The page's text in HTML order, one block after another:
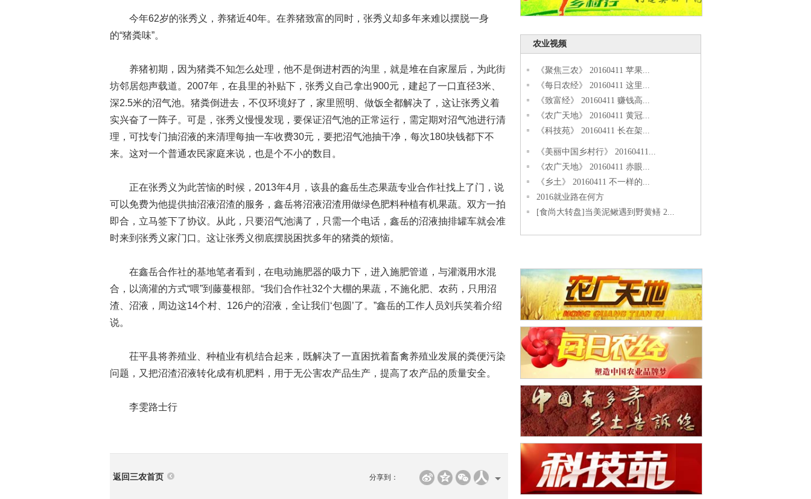
今年62岁的张秀义，养猪近40年。在养猪致富的同时，张秀义却多年来难以摆脱一身
的“猪粪味”。
养猪初期，因为猪粪不知怎么处理，他不是倒进村西的沟里，就是堆在自家屋后，为此街
坊邻居怨声载道。2007年，在县里的补贴下，张秀义自己拿出900元，建起了一口直径3米、
深2.5米的沼气池。猪粪倒进去，不仅环境好了，家里照明、做饭全都解决了，这让张秀义着
实兴奋了一阵子。可是，张秀义慢慢发现，要保证沼气池的正常运行，需定期对沼气池进行清
理，可找专门抽沼液的来清理每抽一车收费30元，要把沼气池抽干净，每次180块钱都下不
来。这对一个普通农民家庭来说，也是个不小的数目。
正在张秀义为此苦恼的时候，2013年4月，该县的鑫岳生态果蔬专业合作社找上了门，说
可以免费为他提供抽沼液沼渣的服务，鑫岳将沼液沼渣用做绿色肥料种植有机果蔬。双方一拍
即合，立马签下了协议。从此，只要沼气池满了，只需一个电话，鑫岳的沼液抽排罐车就会准
时来到张秀义家门口。这让张秀义彻底摆脱困扰多年的猪粪的烦恼。
在鑫岳合作社的基地笔者看到，在电动施肥器的吸力下，进入施肥管道，与灌溉用水混
合，以滴灌的方式“喂”到藤蔓根部。“我们合作社32个大棚的果蔬，不施化肥、农药，只用沼
渣、沼液，周边这14个村、126户的沼液，全让我们‘包圆’了。”鑫岳的工作人员刘兵笑着介绍
说。
茌平县将养殖业、种植业有机结合起来，既解决了一直困扰着畜禽养殖业发展的粪便污染
问题，又把沼渣沼液转化成有机肥料，用于无公害农产品生产，提高了农产品的质量安全。
李雯路士行
返回三农首页 分享到：
农业视频
《聚焦三农》 20160411 苹果...
《每日农经》 20160411 这里...
《致富经》 20160411 赚钱高...
《农广天地》 20160411 黄冠...
《科技苑》 20160411 长在架...
《美丽中国乡村行》 20160411...
《农广天地》 20160411 赤眼...
《乡土》 20160411 不一样的...
2016就业路在何方
[食尚大转盘]当美泥鳅遇到野黄鳝 2...